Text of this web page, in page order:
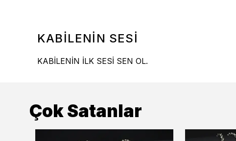
KABİLENİN SESİ
KABİLENİN İLK SESİ SEN OL.
Çok Satanlar